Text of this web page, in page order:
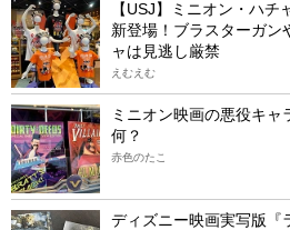
【USJ】ミニオン・ハ
新登場！ブラスターガン
ャは見逃し厳禁
えむえむ
ミニオン映画の悪役キ
何？
赤色のたこ
ディズニー映画実写版『